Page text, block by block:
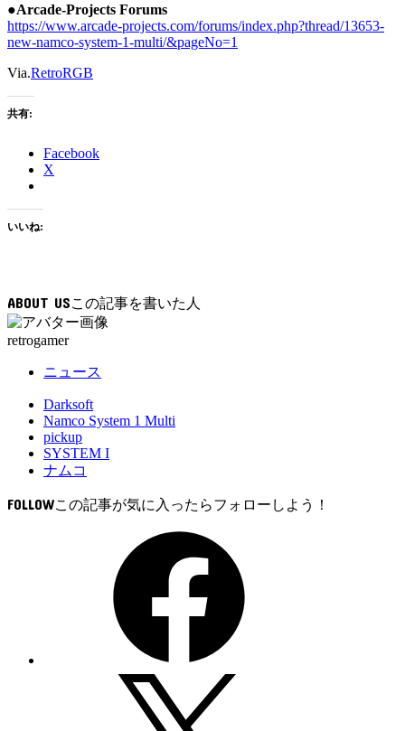
●Arcade-Projects Forums
https://www.arcade-projects.com/forums/index.php?thread/13653-
new-namco-system-1-multi/&pageNo=1
Via.RetroRGB
共有:
Facebook
X
いいね:
ABOUT US
retrogamer
ニュース
Darksoft
Namco System 1 Multi
pickup
SYSTEM I
ナムコ
FOLLOW